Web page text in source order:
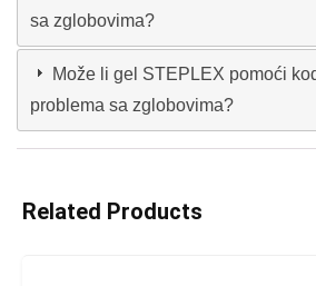
sa zglobovima?
Može li gel STEPLEX pomoći
problema sa zglobovima?
Related Products